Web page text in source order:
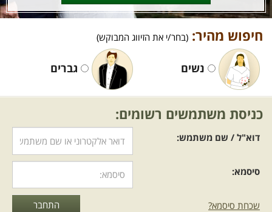
חיפוש מהיר: (בחר/י את הזיווג המבוקש)
נשים גברים
כניסת משתמשים רשומים:
דוא"ל / שם משתמש:
סיסמא:
שכחת סיסמא?